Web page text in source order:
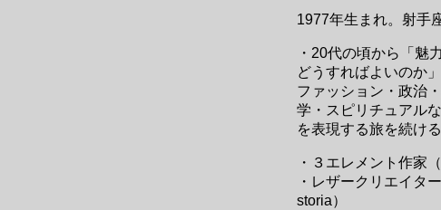
1977年生まれ。射手
・20代の頃から「魅
どうすればよいのか
ファッション・政治
学・スピリチュアル
を表現する旅を続ける
・３エレメント作家
・レザークリエイタ
storia）